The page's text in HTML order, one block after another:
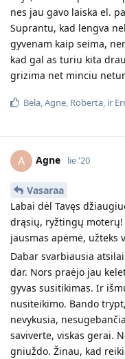
nes jau gavo laiska el.
Suprantu, kad lengva
gyvenam kaip seima,
kad gal as turiu kita
grizima net minciu
Bela,Agne, Roberta, ir
A Agne lie '20
Vasaraa
Labai dėl Tavęs
drąsių, ryžtingų moterų!
jausmas apėmė, užteks
Dabar svarbiausia
dar. Nors praėjo jau
gyvas susitikimas. Ir
nusiteikimo. Bando
nevykusia,
saviverte, viskas gerai.
gniuždo. Žinau, kad